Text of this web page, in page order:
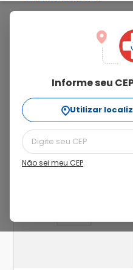
Informe seu
Utilizar
Não sei meu CEP
Ordenar Por
relevância
19%